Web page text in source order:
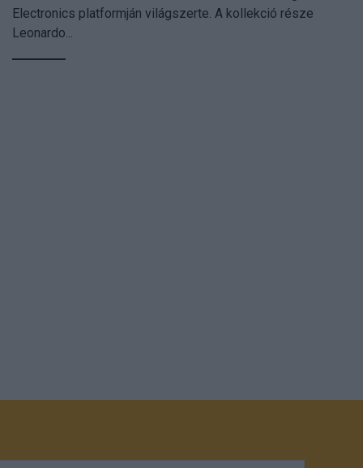
Electronics platformján világszerte. A kollekció része
Leonardo...